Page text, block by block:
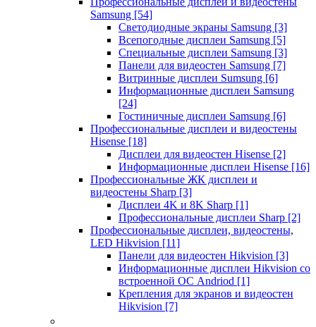
Samsung [54]
Светодиодные экраны Samsung [3]
Всепогодные дисплеи Samsung [5]
Специальные дисплеи Samsung [3]
Панели для видеостен Samsung [7]
Витринные дисплеи Sumsung [6]
Информационные дисплеи Samsung
[24]
Гостиничные дисплеи Samsung [6]
Профессиональные дисплеи и видеостены
Hisense [18]
Дисплеи для видеостен Hisense [2]
Информационные дисплеи Hisense [16]
Профессиональные ЖК дисплеи и
видеостены Sharp [3]
Дисплеи 4K и 8K Sharp [1]
Профессиональные дисплеи Sharp [2]
Профессиональные дисплеи, видеостены,
LED Hikvision [11]
Панели для видеостен Hikvision [3]
Информационные дисплеи Hikvision со
встроенной ОС Andriod [1]
Крепления для экранов и видеостен
Hikvision [7]